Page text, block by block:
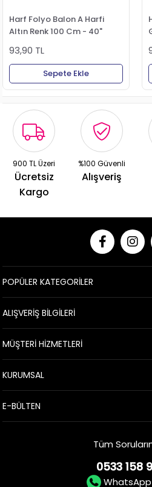
Harf Folyo Balon A Harfi
Altın Renk 100 Cm - 40"
93,90 TL
Sepete Ekle
900 TL Üzeri
Ücretsiz
Kargo
%100 Güvenli
Alışveriş
POPÜLER KATEGORİLER
ALIŞVERİŞ BİLGİLERİ
MÜŞTERİ HİZMETLERİ
KURUMSAL
E-BÜLTEN
Tüm
0533 158